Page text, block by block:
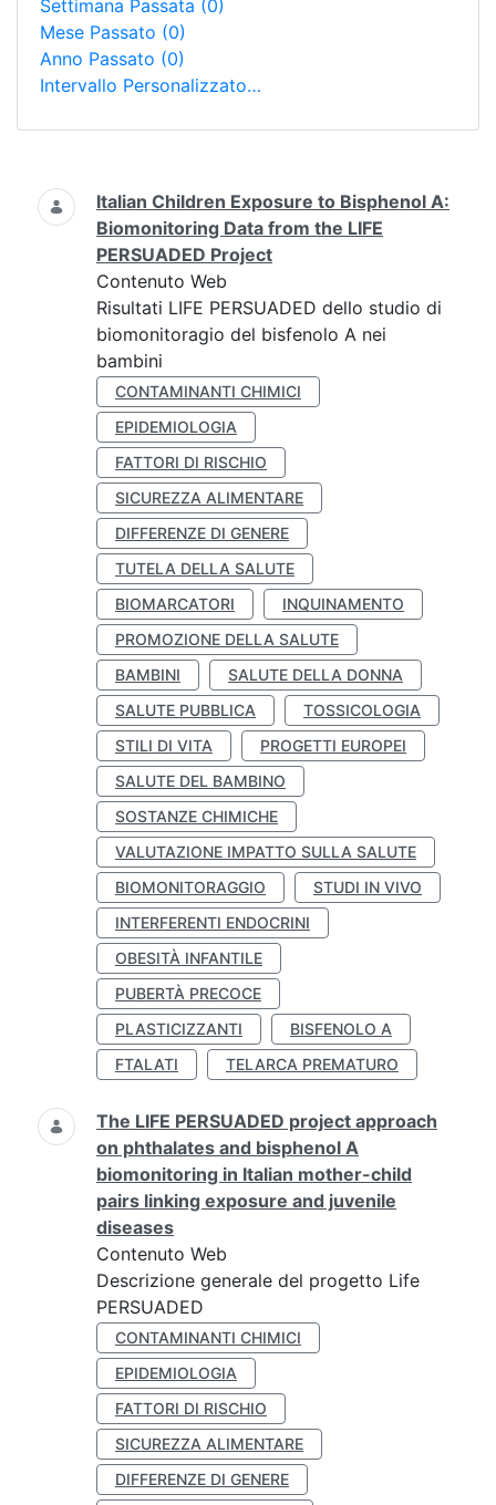
Settimana Passata (0)
Mese Passato (0)
Anno Passato (0)
Intervallo Personalizzato…
Ricerca
Italian Children Exposure to Bisphenol A:
Biomonitoring Data from the LIFE
PERSUADED Project
Contenuto Web
Risultati LIFE PERSUADED dello studio di
biomonitoragio del bisfenolo A nei
bambini
CONTAMINANTI CHIMICI
EPIDEMIOLOGIA
FATTORI DI RISCHIO
SICUREZZA ALIMENTARE
DIFFERENZE DI GENERE
TUTELA DELLA SALUTE
BIOMARCATORI
INQUINAMENTO
PROMOZIONE DELLA SALUTE
BAMBINI
SALUTE DELLA DONNA
SALUTE PUBBLICA
TOSSICOLOGIA
STILI DI VITA
PROGETTI EUROPEI
SALUTE DEL BAMBINO
SOSTANZE CHIMICHE
VALUTAZIONE IMPATTO SULLA SALUTE
BIOMONITORAGGIO
STUDI IN VIVO
INTERFERENTI ENDOCRINI
OBESITÀ INFANTILE
PUBERTÀ PRECOCE
PLASTICIZZANTI
BISFENOLO A
FTALATI
TELARCA PREMATURO
The LIFE PERSUADED project approach
on phthalates and bisphenol A
biomonitoring in Italian mother-child
pairs linking exposure and juvenile
diseases
Contenuto Web
Descrizione generale del progetto Life
PERSUADED
CONTAMINANTI CHIMICI
EPIDEMIOLOGIA
FATTORI DI RISCHIO
SICUREZZA ALIMENTARE
DIFFERENZE DI GENERE